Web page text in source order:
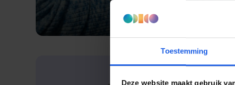
Toestemming
Deze website maakt gebruik